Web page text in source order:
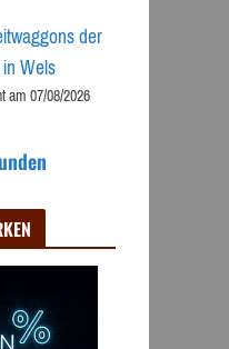
der
Wels
am 07/08/2026